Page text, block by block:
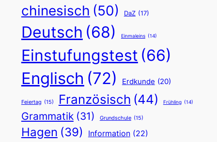
chinesisch (50) DaZ (17)
Deutsch (68) Einmaleins (14)
Einstufungstest (66)
Englisch (72) Erdkunde (20)
Feiertag (15) Französisch (44) Frühling (14)
Grammatik (31) Grundschule (15)
Hagen (39) Information (22)